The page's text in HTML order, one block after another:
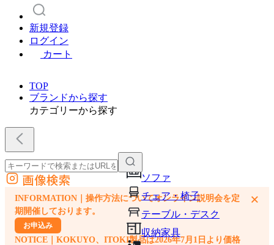
新規登録
ログイン
カート
TOP
ブランドから探す
カテゴリーから探す
ソファ
チェア・椅子
テーブル・デスク
収納家具
外部サイトの商品をカートに追加
他のサイトで見つけた商品ページのURLを貼り付けて、カートに追加できます
画像検索
INFORMATION｜操作方法についてオンライン説明会を定
期開催しております。
お申込み
NOTICE｜KOKUYO、ITOKI製品は2026年7月1日より価格
×